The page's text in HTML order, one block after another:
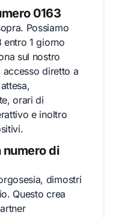
0163
Possiamo
entro 1 giorno
sul nostro
diretto a
orari di
e inoltro
numero di
dimostri
Questo crea